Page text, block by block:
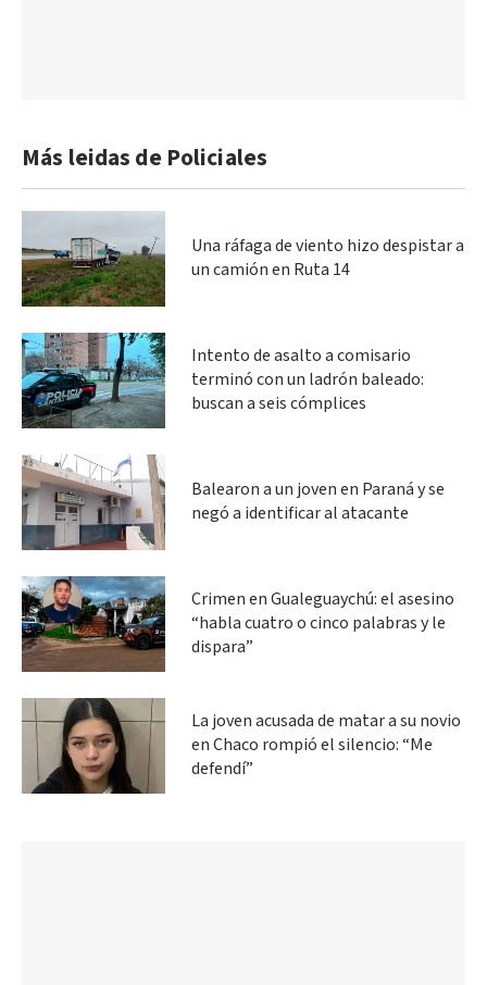
Más leidas de Policiales
Una ráfaga de viento hizo despistar a
un camión en Ruta 14
Intento de asalto a comisario
terminó con un ladrón baleado:
buscan a seis cómplices
Balearon a un joven en Paraná y se
negó a identificar al atacante
Crimen en Gualeguaychú: el asesino
“habla cuatro o cinco palabras y le
dispara”
La joven acusada de matar a su novio
en Chaco rompió el silencio: “Me
defendí”